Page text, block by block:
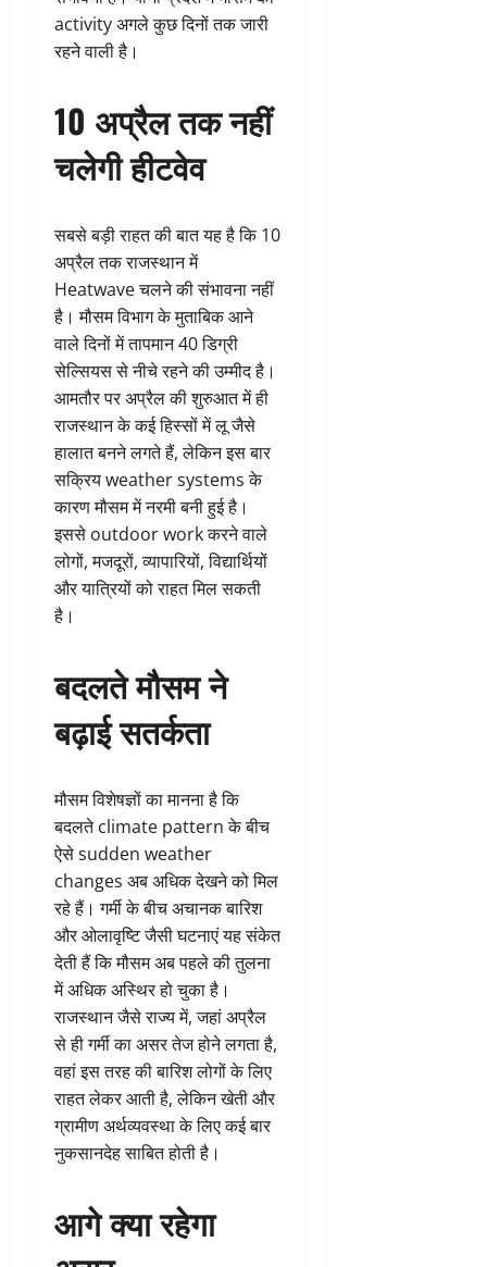
activity अगले कुछ दिनों तक जारी
रहने वाली है।
10 अप्रैल तक नहीं
चलेगी हीटवेव
सबसे बड़ी राहत की बात यह है कि 10
अप्रैल तक राजस्थान में
Heatwave चलने की संभावना नहीं
है। मौसम विभाग के मुताबिक आने
वाले दिनों में तापमान 40 डिग्री
सेल्सियस से नीचे रहने की उम्मीद है।
आमतौर पर अप्रैल की शुरुआत में ही
राजस्थान के कई हिस्सों में लू जैसे
हालात बनने लगते हैं, लेकिन इस बार
सक्रिय weather systems के
कारण मौसम में नरमी बनी हुई है।
इससे outdoor work करने वाले
लोगों, मजदूरों, व्यापारियों, विद्यार्थियों
और यात्रियों को राहत मिल सकती
है।
बदलते मौसम ने
बढ़ाई सतर्कता
मौसम विशेषज्ञों का मानना है कि
बदलते climate pattern के बीच
ऐसे sudden weather
changes अब अधिक देखने को मिल
रहे हैं। गर्मी के बीच अचानक बारिश
और ओलावृष्टि जैसी घटनाएं यह संकेत
देती हैं कि मौसम अब पहले की तुलना
में अधिक अस्थिर हो चुका है।
राजस्थान जैसे राज्य में, जहां अप्रैल
से ही गर्मी का असर तेज होने लगता है,
वहां इस तरह की बारिश लोगों के लिए
राहत लेकर आती है, लेकिन खेती और
ग्रामीण अर्थव्यवस्था के लिए कई बार
नुकसानदेह साबित होती है।
आगे क्या रहेगा